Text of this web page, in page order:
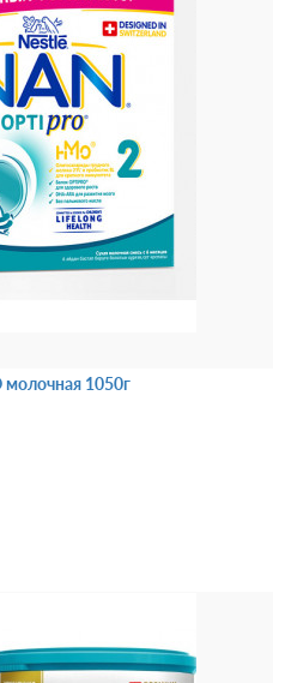
молочная 1050г